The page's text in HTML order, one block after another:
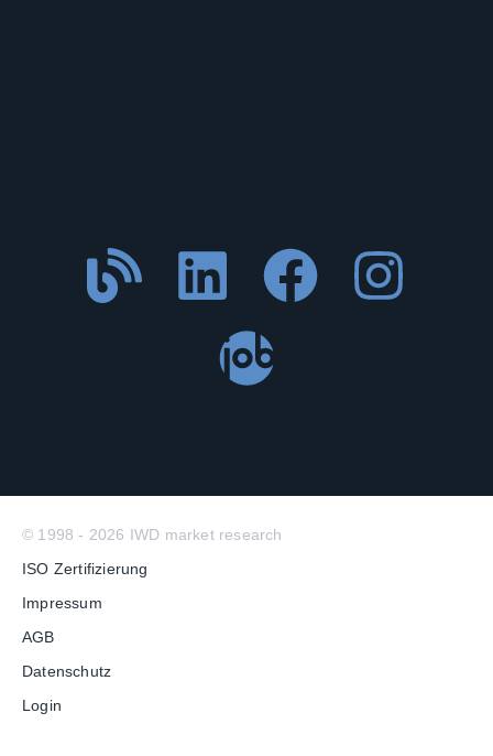
© 1998 - 2026 IWD market research
ISO Zertifizierung
Impressum
AGB
Datenschutz
Login